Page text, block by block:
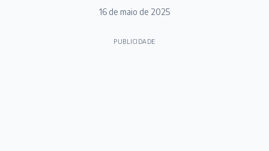
16 de maio de 2025
PUBLICIDADE